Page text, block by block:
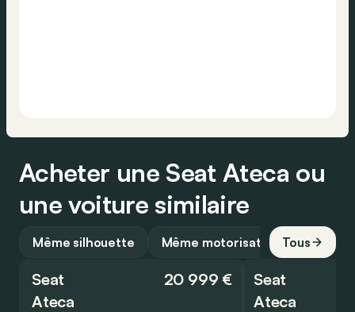
Acheter une Seat Ateca ou
une voiture similaire
Même silhouette Même motorisation Tous
Seat
Ateca
20 999 €
Seat
Ateca